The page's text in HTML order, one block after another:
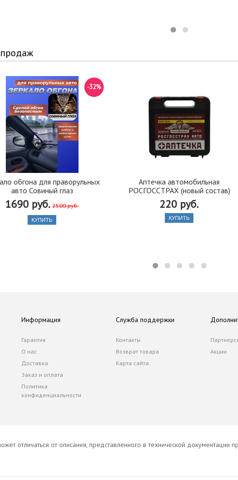
обгона для праворульных
авто Совиный глаз
1690 руб. 2500 руб.
-32%
КУПИТЬ
Аптечка автомобильная
РОСГОССТРАХ (новый состав)
220 руб.
КУПИТЬ
Информация
Гарантия
О нас
Доставка
Заказ и оплата
Политика
конфиденциальности
Служба поддержки
Контакты
Возврат товара
Карта сайта
Акции
отличаться от описания, представленного в технической документации